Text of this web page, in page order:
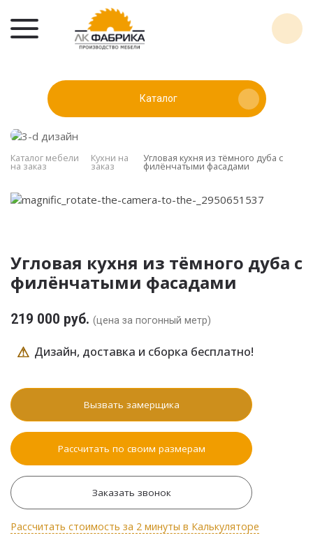
Каталог
Каталог мебели
на заказ
Кухни на
заказ
Угловая кухня из тёмного дуба с
филёнчатыми фасадами
Угловая кухня из тёмного дуба с
филёнчатыми фасадами
219 000 руб. (цена за погонный метр)
⚠ Дизайн, доставка и сборка бесплатно!
Вызвать замерщика
Рассчитать по своим размерам
Заказать звонок
Рассчитать стоимость за 2 минуты в Калькуляторе